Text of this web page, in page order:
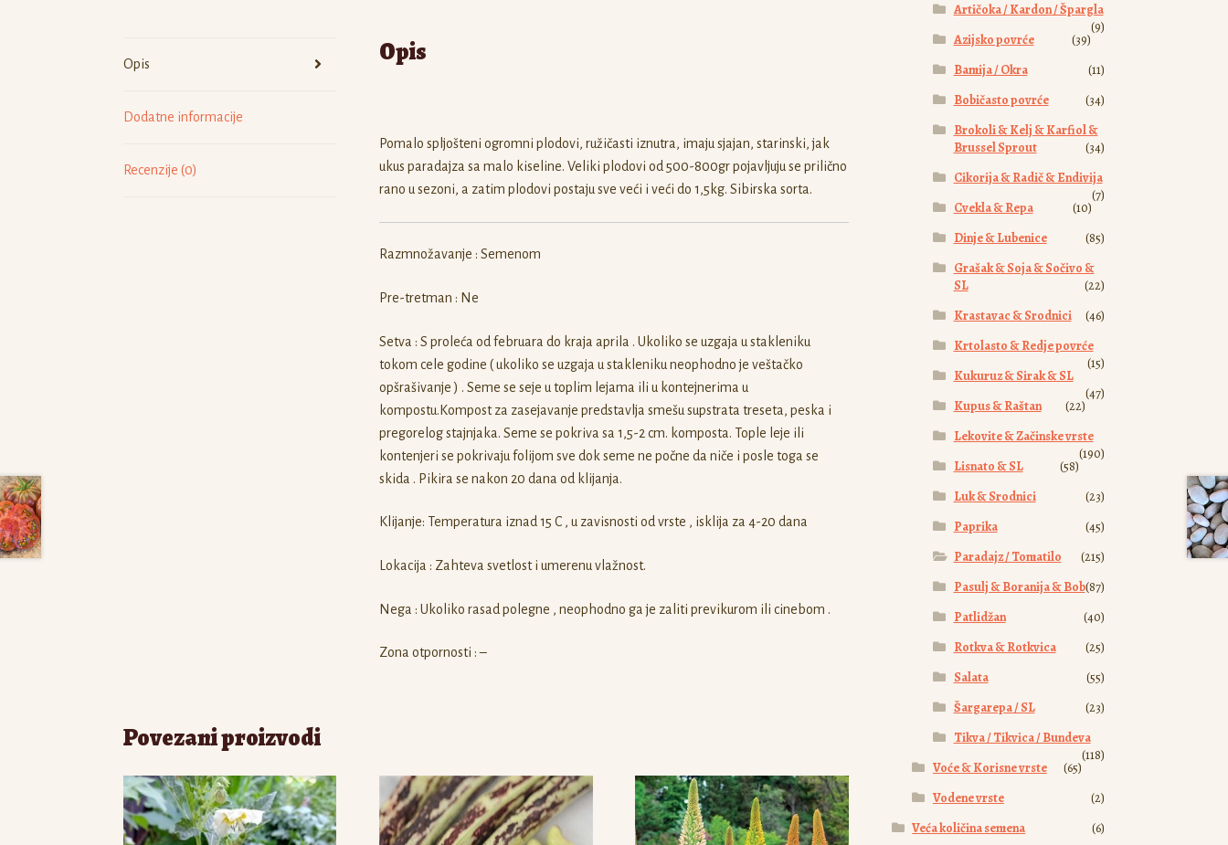
Opis
Dodatne informacije
Recenzije (0)
Opis
Pomalo spljošteni ogromni plodovi, ružičasti iznutra, imaju sjajan, starinski, jak
ukus paradajza sa malo kiseline. Veliki plodovi od 500-800gr pojavljuju se prilično
rano u sezoni, a zatim plodovi postaju sve veći i veći do 1,5kg. Sibirska sorta.
Razmnožavanje : Semenom
Pre-tretman : Ne
Setva : S proleća od februara do kraja aprila . Ukoliko se uzgaja u stakleniku
tokom cele godine ( ukoliko se uzgaja u stakleniku neophodno je veštačko
opšrašivanje ) . Seme se seje u toplim lejama ili u kontejnerima u
kompostu.Kompost za zasejavanje predstavlja smešu supstrata treseta, peska i
pregorelog stajnjaka. Seme se pokriva sa 1,5-2 cm. komposta. Tople leje ili
kontenjeri se pokrivaju folijom sve dok seme ne počne da niče i posle toga se
skida . Pikira se nakon 20 dana od klijanja.
Klijanje: Temperatura iznad 15 C , u zavisnosti od vrste , isklija za 4-20 dana
Lokacija : Zahteva svetlost i umerenu vlažnost.
Nega : Ukoliko rasad polegne , neophodno ga je zaliti previkurom ili cinebom .
Zona otpornosti : –
Povezani proizvodi
Artičoka / Kardon / Špargla
(9)
Azijsko povrće
(39)
Bamija / Okra
(11)
Bobičasto povrće
(34)
Brokoli & Kelj & Karfiol &
Brussel Sprout
(34)
Cikorija & Radič & Endivija
(7)
Cvekla & Repa
(10)
Dinje & Lubenice
(85)
Grašak & Soja & Sočivo &
SL
(22)
Krastavac & Srodnici
(46)
Krtolasto & Redje povrće
(15)
Kukuruz & Sirak & SL
(47)
Kupus & Raštan
(22)
Lekovite & Začinske vrste
(190)
Lisnato & SL
(58)
Luk & Srodnici
(23)
Paprika
(45)
Paradajz / Tomatilo
(215)
Pasulj & Boranija & Bob(87)
Patlidžan
(40)
Rotkva & Rotkvica
(25)
Salata
(55)
Šargarepa / SL
(23)
Tikva / Tikvica / Bundeva
(118)
Voće & Korisne vrste
(65)
Vodene vrste
(2)
Veća količina semena
(6)